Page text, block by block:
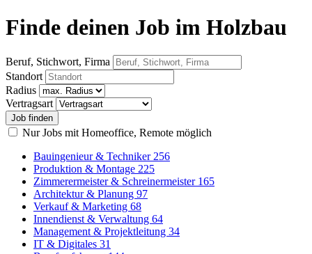
Finde deinen Job im Holzbau
Beruf, Stichwort, Firma
Standort
Radius
Vertragsart
Nur Jobs mit Homeoffice, Remote möglich
Bauingenieur & Techniker 256
Produktion & Montage 225
Zimmerermeister & Schreinermeister 165
Architektur & Planung 97
Verkauf & Marketing 68
Innendienst & Verwaltung 64
Management & Projektleitung 34
IT & Digitales 31